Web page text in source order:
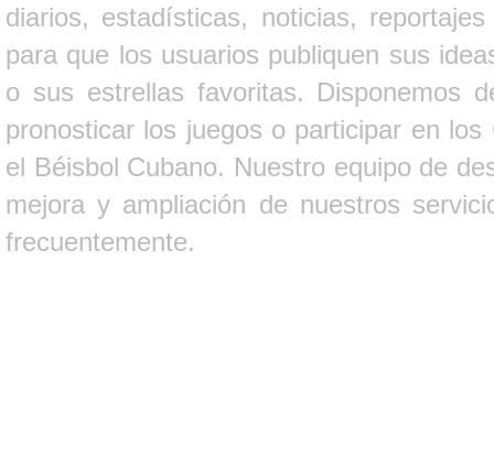
diarios, estadísticas, noticias,
para que los usuarios publiquen sus
o sus estrellas favoritas. Disponemos
pronosticar los juegos o participar en
el Béisbol Cubano. Nuestro equipo de
mejora y ampliación de nuestros
frecuentemente.